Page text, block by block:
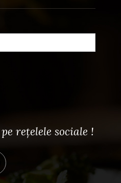
rețelele sociale !